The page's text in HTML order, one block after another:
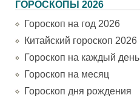
ГОРОСКОПЫ 2026
Гороскоп на год 2026
Китайский гороскоп 2026
Гороскоп на каждый день
Гороскоп на месяц
Гороскоп дня рождения